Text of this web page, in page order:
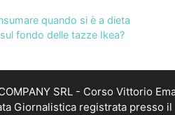
quando si è a dieta
fondo delle tazze Ikea?
SRL - Corso Vittorio
Giornalistica registrata presso